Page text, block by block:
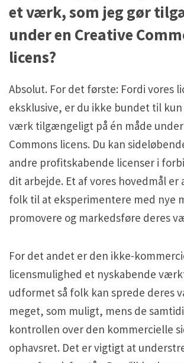
et værk, som jeg gør
under en Creative
licens?
Absolut. For det første: Fordi vores
eksklusive, er du ikke bundet til
værk tilgængeligt på én måde under
Commons licens. Du kan
andre profitskabende licenser i
dit arbejde. Et af vores hovedmål er
folk til at eksperimentere med nye
promovere og markedsføre deres
For det andet er den ikke-
licensmulighed et nyskabende
udformet så folk kan sprede deres
meget, som muligt, mens de
kontrollen over den kommercielle
ophavsret. Det er vigtigt at